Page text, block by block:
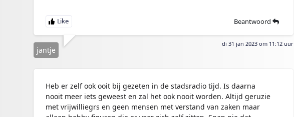
Beantwoord
di 31 jan 2023 om 11:12 uur
jantje
Heb er zelf ook ooit bij gezeten in de stadsradio tijd. Is daarna
nooit meer iets geweest en zal het ook nooit worden. Altijd geruzie
met vrijwilliegrs en geen mensen met verstand van zaken maar